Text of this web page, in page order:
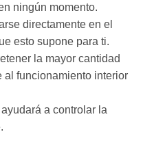
ningún momento.
directamente en el
esto supone para ti.
la mayor cantidad
al funcionamiento interior
a controlar la